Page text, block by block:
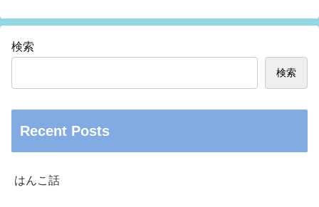
検索
検索
Recent Posts
はんこ話